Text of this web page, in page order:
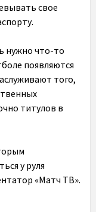
свое
нужно что-то
появляются
того,
титулов в
у руля
«Матч ТВ».